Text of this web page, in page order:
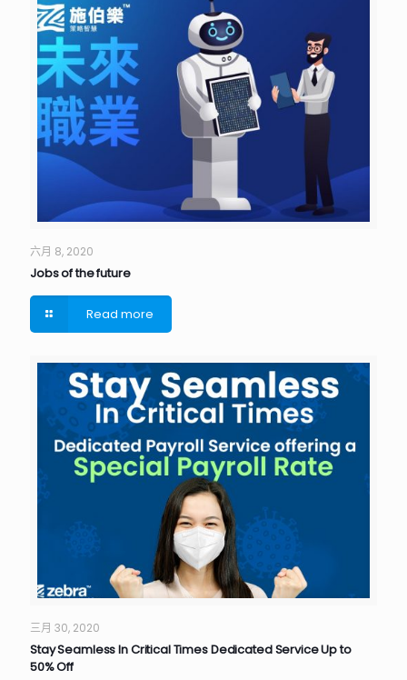
六月 8, 2020
Jobs of the future
Read more
三月 30, 2020
Stay Seamless In Critical Times Dedicated Service Up to
50% Off